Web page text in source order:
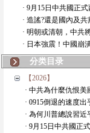
· 9月15日中共國正
· 造謠?還是國內及
· 明朝或清朝，中共
· 日本強震！中國崩
分类目录
【2026】
· 中共為什麼仇恨
· 0915倒退的速度
· 為何川普總說習近
· 9月15日中共國正